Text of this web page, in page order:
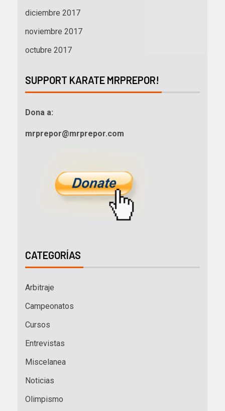
diciembre 2017
noviembre 2017
octubre 2017
SUPPORT KARATE MRPREPOR!
Dona a:
mrprepor@mrprepor.com
CATEGORÍAS
Arbitraje
Campeonatos
Cursos
Entrevistas
Miscelanea
Noticias
Olimpismo